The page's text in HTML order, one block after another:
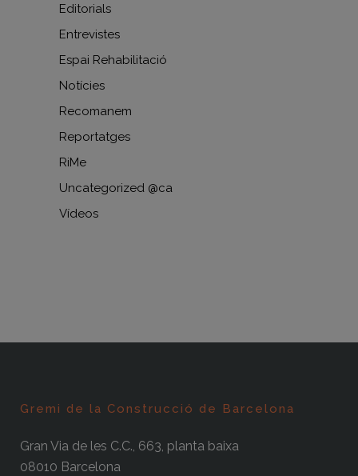
Editorials
Entrevistes
Espai Rehabilitació
Notícies
Recomanem
Reportatges
RiMe
Uncategorized @ca
Vídeos
Gremi de la Construcció de Barcelona
Gran Via de les C.C., 663, planta baixa
08010 Barcelona